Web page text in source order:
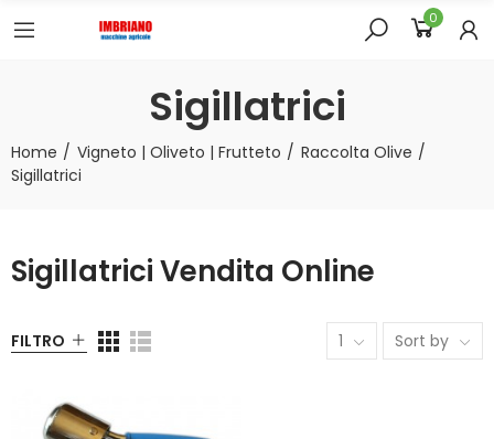
0
Sigillatrici
Home Vigneto | Oliveto | Frutteto
Raccolta Olive
Sigillatrici
Sigillatrici Vendita Online
FILTRO 1 Sort by